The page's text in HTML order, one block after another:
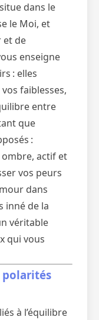
dans le
le Moi, et
et de
enseigne
: elles
faiblesses,
entre
que
:
actif et
vos peurs
dans
inné de la
véritable
qui vous
polarités
à l’équilibre